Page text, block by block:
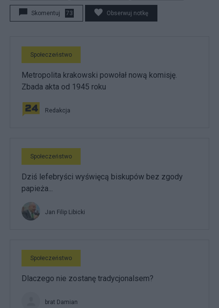
Skomentuj 73 Obserwuj notkę
Społeczeństwo
Metropolita krakowski powołał nową komisję.
Zbada akta od 1945 roku
Redakcja
Społeczeństwo
Dziś lefebryści wyświęcą biskupów bez zgody
papieża...
Jan Filip Libicki
Społeczeństwo
Dlaczego nie zostanę tradycjonalsem?
brat Damian